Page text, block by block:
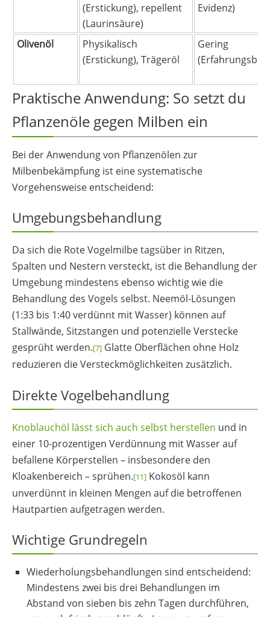
(Erstickung), repellent
(Laurinsäure)
Evidenz)
Olivenöl
Physikalisch
(Erstickung), Trägeröl
Gering
Praktische Anwendung: So setzt du
Pflanzenöle gegen Milben ein
Bei der Anwendung von Pflanzenölen zur
Milbenbekämpfung ist eine systematische
Vorgehensweise entscheidend:
Umgebungsbehandlung
Da sich die Rote Vogelmilbe tagsüber in Ritzen,
Spalten und Nestern versteckt, ist die Behandlung der
Umgebung mindestens ebenso wichtig wie die
Behandlung des Vogels selbst. Neemöl-Lösungen
(1:33 bis 1:40 verdünnt mit Wasser) können auf
Stallwände, Sitzstangen und potenzielle Verstecke
gesprüht werden.[7] Glatte Oberflächen ohne Holz
reduzieren die Versteckmöglichkeiten zusätzlich.
Direkte Vogelbehandlung
Knoblauchöl lässt sich auch selbst herstellen und in
einer 10-prozentigen Verdünnung mit Wasser auf
befallene Körperstellen – insbesondere den
Kloakenbereich – sprühen.[11] Kokosöl kann
unverdünnt in kleinen Mengen auf die betroffenen
Hautpartien aufgetragen werden.
Wichtige Grundregeln
Wiederholungsbehandlungen sind entscheidend:
Mindestens zwei bis drei Behandlungen im
Abstand von sieben bis zehn Tagen durchführen,